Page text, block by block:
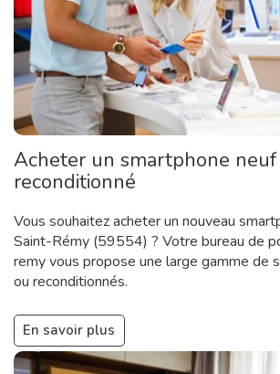
Acheter un smartphone neuf
reconditionné
Vous souhaitez acheter un nouveau
Saint-Rémy (59554) ? Votre bureau de
remy vous propose une large gamme de
ou reconditionnés.
En savoir plus